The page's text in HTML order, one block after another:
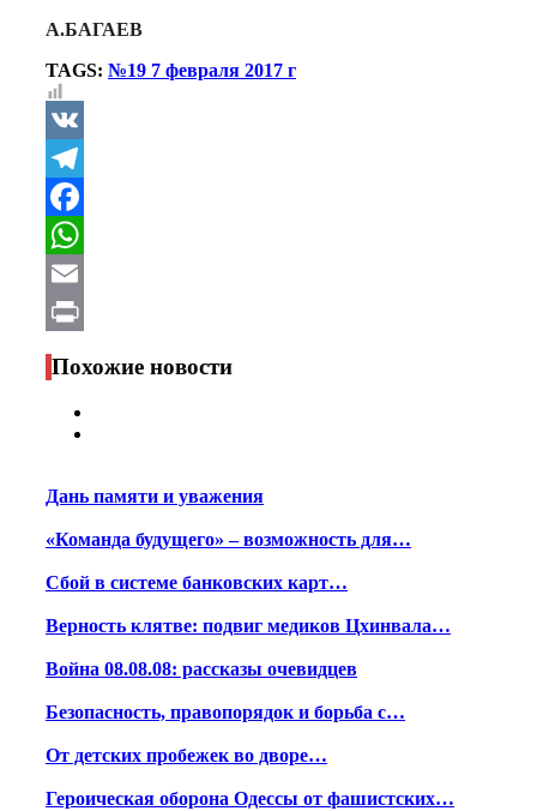
А.БАГАЕВ
TAGS: №19 7 февраля 2017 г
VK
Telegram
Facebook
WhatsApp
Email
Print
Похожие новости
Дань памяти и уважения
«Команда будущего» – возможность для…
Сбой в системе банковских карт…
Верность клятве: подвиг медиков Цхинвала…
Война 08.08.08: рассказы очевидцев
Безопасность, правопорядок и борьба с…
От детских пробежек во дворе…
Героическая оборона Одессы от фашистских…